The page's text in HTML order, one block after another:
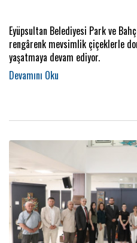
Eyüpsultan Belediyesi Park ve
rengârenk mevsimlik çiçeklerle
yaşatmaya devam ediyor.